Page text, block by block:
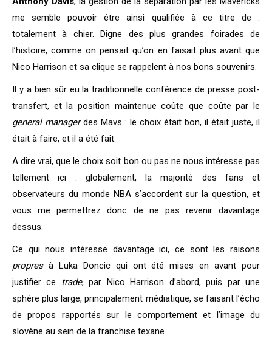
me semble pouvoir être ainsi qualifiée à ce titre de :
totalement à chier. Digne des plus grandes foirades de
l’histoire, comme on pensait qu’on en faisait plus avant que
Nico Harrison et sa clique se rappelent à nos bons souvenirs.
Il y a bien sûr eu la traditionnelle conférence de presse post-
transfert, et la position maintenue coûte que coûte par le
general managerdes Mavs : le choix était bon, il était juste, il
était à faire, et il a été fait.
A dire vrai, que le choix soit bon ou pas ne nous intéresse pas
tellement ici : globalement, la majorité des fans et
observateurs du monde NBA s’accordent sur la question, et
vous me permettrez donc de ne pas revenir davantage
dessus.
Ce qui nous intéresse davantage ici, ce sont les raisons
propresà Luka Doncic qui ont été mises en avant pour
justifier ce
trade, par Nico Harrison d’abord, puis par une
sphère plus large, principalement médiatique, se faisant l’écho
de propos rapportés sur le comportement et l’image du
slovène au sein de la franchise texane.